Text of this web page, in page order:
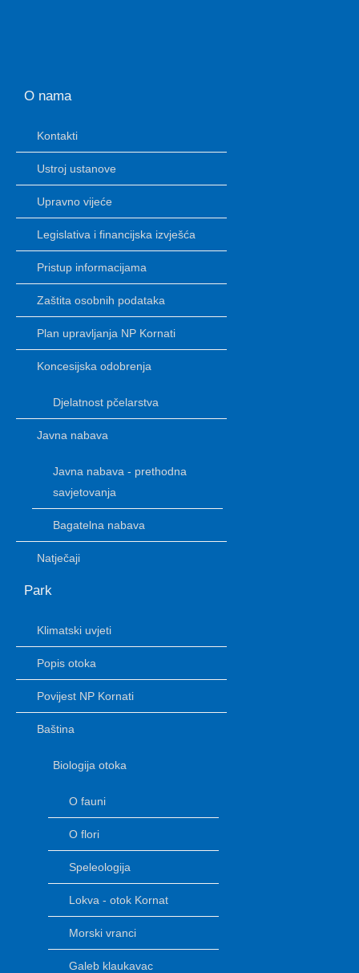
O nama
Kontakti
Ustroj ustanove
Upravno vijeće
Legislativa i financijska izvješća
Pristup informacijama
Zaštita osobnih podataka
Plan upravljanja NP Kornati
Koncesijska odobrenja
Djelatnost pčelarstva
Javna nabava
Javna nabava - prethodna
savjetovanja
Bagatelna nabava
Natječaji
Park
Klimatski uvjeti
Popis otoka
Povijest NP Kornati
Baština
Biologija otoka
O fauni
O flori
Speleologija
Lokva - otok Kornat
Morski vranci
Galeb klaukavac